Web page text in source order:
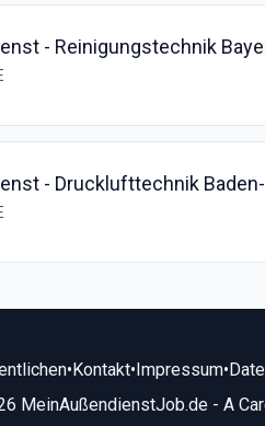
- Reinigungstechnik
- Drucklufttechnik
•Kontakt•Impressum•
MeinAußendienstJob.de - A